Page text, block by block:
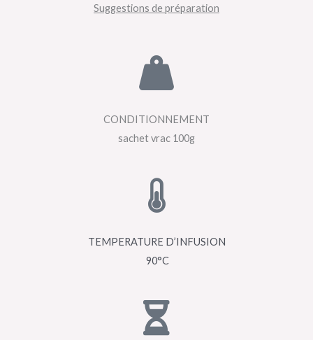
Suggestions de préparation
CONDITIONNEMENT
sachet vrac 100g
TEMPERATURE D’INFUSION
90°C